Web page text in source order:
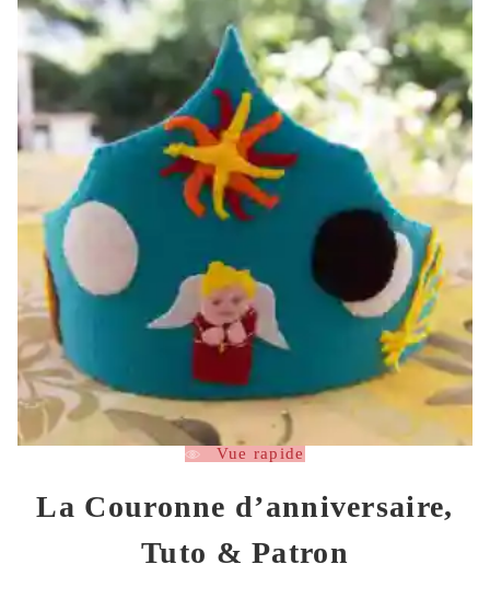
Vue rapide
La Couronne d’anniversaire,
Tuto & Patron